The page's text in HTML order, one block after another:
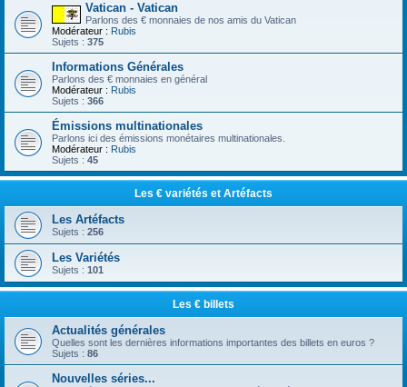
Vatican - Vatican
Parlons des € monnaies de nos amis du Vatican
Modérateur : Rubis
Sujets : 375
Informations Générales
Parlons des € monnaies en général
Modérateur : Rubis
Sujets : 366
Émissions multinationales
Parlons ici des émissions monétaires multinationales.
Modérateur : Rubis
Sujets : 45
Les € variétés et Artéfacts
Les Artéfacts
Sujets : 256
Les Variétés
Sujets : 101
Les € billets
Actualités générales
Quelles sont les dernières informations importantes des billets en euros ?
Sujets : 86
Nouvelles séries...